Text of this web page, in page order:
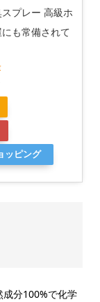
プレー 高級ホ
も常備されて
ッピング
分100%で化学